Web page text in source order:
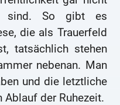
sind. So gibt es
die als Trauerfeld
tatsächlich stehen
nebenan. Man
und die letztliche
Ablauf der Ruhezeit.